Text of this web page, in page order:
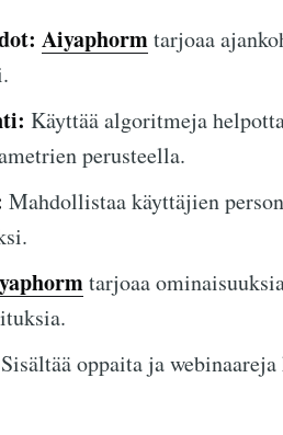
Aiyaphormtarjoaa
Käyttää algoritmeja
perusteella.
Mahdollistaa käyttäjien
tarjoaa
Sisältää oppaita ja